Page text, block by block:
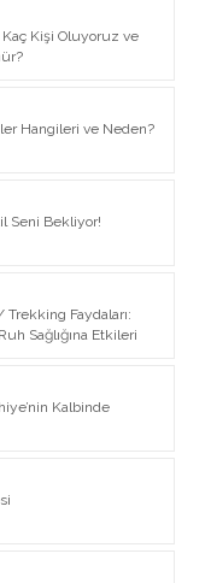
Kaç Kişi Oluyoruz ve
Hangileri ve Neden?
Seni Bekliyor!
Faydaları:
Sağlığına Etkileri
Kalbinde